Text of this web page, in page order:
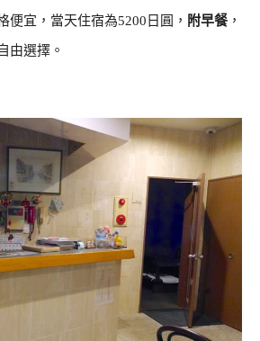
便宜，當天住宿為5200日圓， 附早餐，
由選擇。